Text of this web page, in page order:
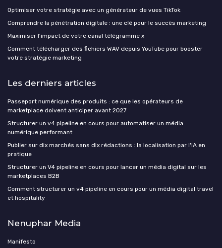
Optimiser votre stratégie avec un générateur de vues TikTok
Comprendre la pénétration digitale : une clé pour le succès marketing
Maximiser l'impact de votre canal télégramme x
Comment télécharger des fichiers WAV depuis YouTube pour booster
votre stratégie marketing
Les derniers articles
Passeport numérique des produits : ce que les opérateurs de
marketplace doivent anticiper avant 2027
Structurer un v4 pipeline en cours pour automatiser un média
numérique performant
Publier sur dix marchés sans dix rédactions : la localisation par l'IA en
pratique
Structurer un V4 pipeline en cours pour lancer un média digital sur les
marketplaces B2B
Comment structurer un v4 pipeline en cours pour un média digital travel
et hospitality
Nenuphar Media
Manifesto